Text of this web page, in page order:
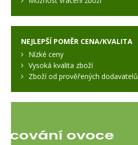
NEJLEPŠÍ POMĚR CENA/KVALITA
Nízké ceny
Vysoká kvalita zboží
Zboží od prověřených dodavatelů